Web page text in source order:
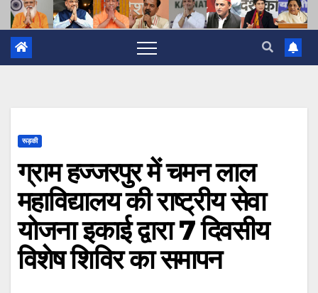
रूड़की
ग्राम हज्जरपुर में चमन लाल
महाविद्यालय की राष्ट्रीय सेवा
योजना इकाई द्वारा 7 दिवसीय
विशेष शिविर का समापन